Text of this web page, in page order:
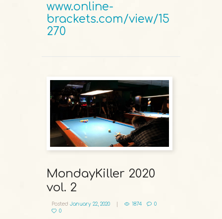
www.online-
brackets.com/view/15
270
MondayKiller 2020
vol. 2
Posted January 22, 2020 1874
0
0